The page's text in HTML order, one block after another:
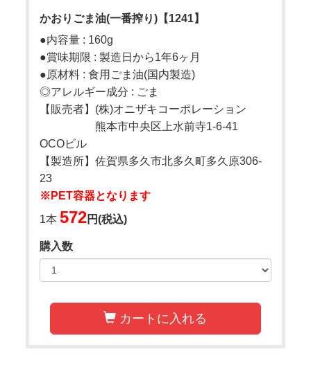
かおりごま油(一番搾り)【1241】
●内容量 : 160g
●賞味期限 : 製造日から1年6ヶ月
●原材料 : 食用ごま油(国内製造)
◎アレルギー成分 : ごま
【販売者】(株)オニザキコーポレーション
熊本市中央区上水前寺1-6-41
OCOビル
【製造所】佐賀県多久市北多久町多久原306-
23
※PET容器となります
1本572円(税込)
購入数
カートに入れる